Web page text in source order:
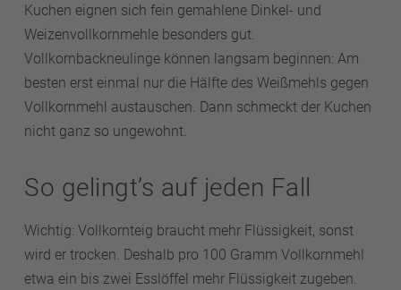
Kuchen eignen sich fein gemahlene Dinkel- und
Weizenvollkornmehle besonders gut.
Vollkornbackneulinge können langsam beginnen: Am
besten erst einmal nur die Hälfte des Weißmehls gegen
Vollkornmehl austauschen. Dann schmeckt der Kuchen
nicht ganz so ungewohnt.
So gelingt’s auf jeden Fall
Wichtig: Vollkornteig braucht mehr Flüssigkeit, sonst
wird er trocken. Deshalb pro 100 Gramm Vollkornmehl
etwa ein bis zwei Esslöffel mehr Flüssigkeit zugeben.